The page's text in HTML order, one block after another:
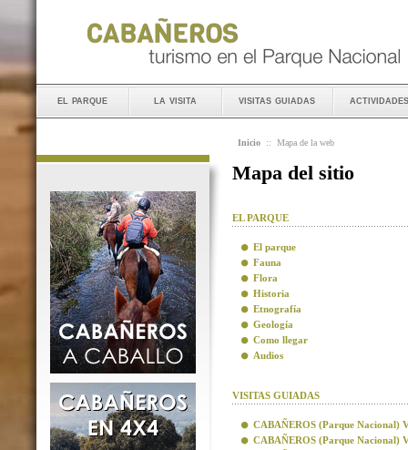
el parque la visita visitas guiadas actividades
Inicio :: Mapa de la web
Mapa del sitio
EL PARQUE
El parque
Fauna
Flora
Historia
Etnografía
Geología
Como llegar
Audios
VISITAS GUIADAS
CABAÑEROS (Parque Nacional)
CABAÑEROS (Parque Nacional)